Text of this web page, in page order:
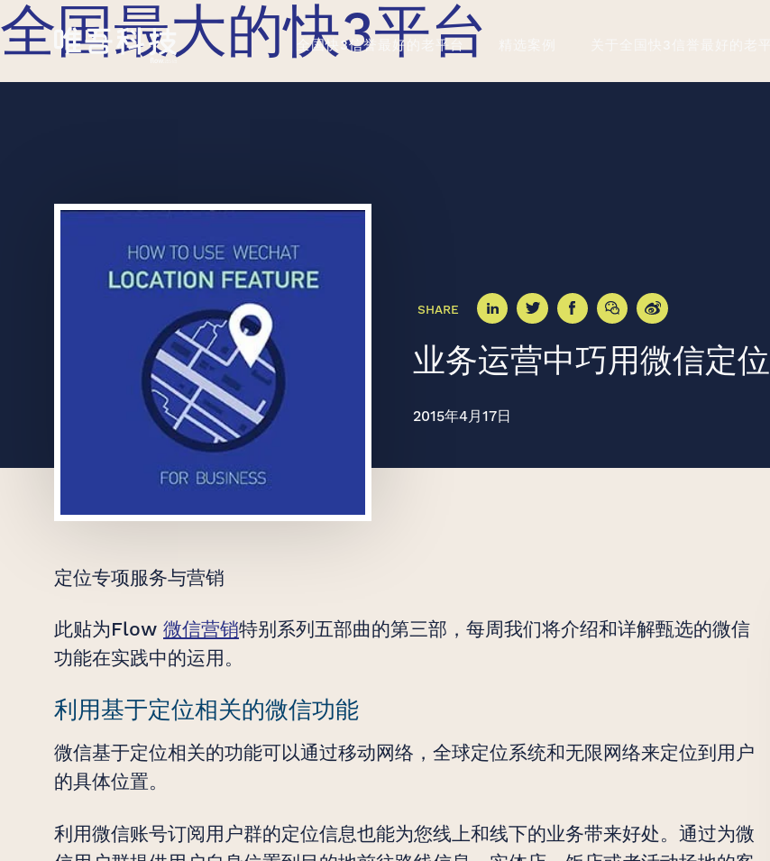
全国最大的快3平台
全国快3信誉最好的老平台
SHARE
业务运营中巧用微信定位
2015年4月17日
定位专项服务与营销
此贴为Flow 微信营销特别系列五部曲的第三部，每周我们将介绍和详解甄选的微信
功能在实践中的运用。
利用基于定位相关的微信功能
微信基于定位相关的功能可以通过移动网络，全球定位系统和无限网络来定位到用户
的具体位置。
利用微信账号订阅用户群的定位信息也能为您线上和线下的业务带来好处。通过为微